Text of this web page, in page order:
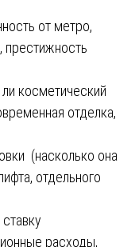
от метро,
престижность
косметический
отделка,
(насколько она
отдельного
расходы,